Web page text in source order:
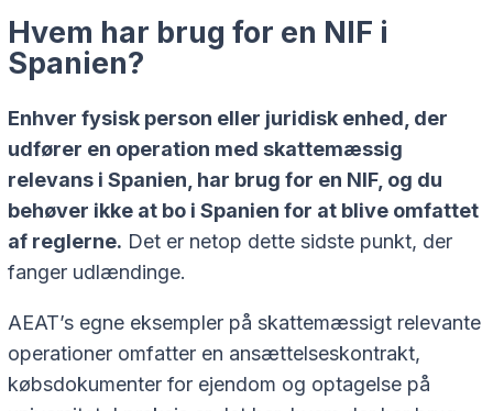
Hvem har brug for en NIF i
Spanien?
Enhver fysisk person eller juridisk enhed, der
udfører en operation med skattemæssig
relevans i Spanien, har brug for en NIF, og du
behøver ikke at bo i Spanien for at blive omfattet
af reglerne. Det er netop dette sidste punkt, der
fanger udlændinge.
AEAT’s egne eksempler på skattemæssigt relevante
operationer omfatter en ansættelseskontrakt,
købsdokumenter for ejendom og optagelse på